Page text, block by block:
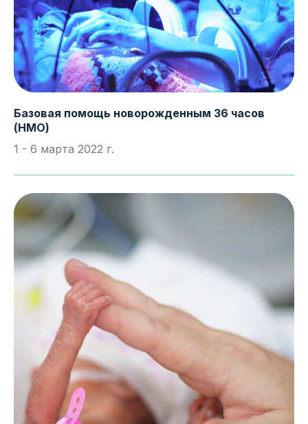
Базовая помощь новорожденным 36 часов
(НМО)
1 - 6 марта 2022 г.